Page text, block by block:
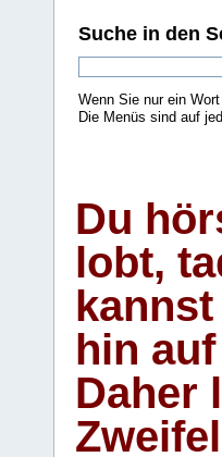
Suche in den
Wenn Sie nur ein
Die Menüs sind auf
Du
lobt,
hin
Daher